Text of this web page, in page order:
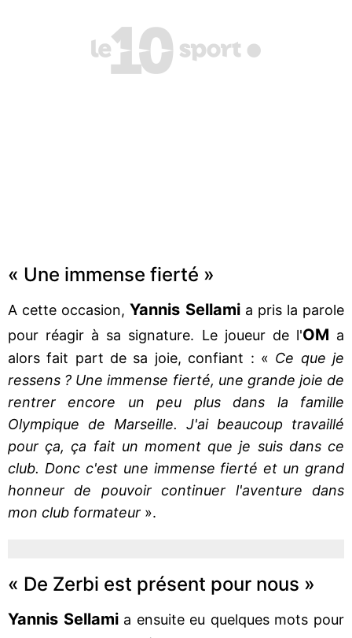
« Une immense fierté »
A cette occasion,Yannis Sellamia pris la parole
pour réagir à sa signature. Le joueur de l'OM a
alors fait part de sa joie, confiant : « Ce que je
ressens ? Une immense fierté, une grande joie de
rentrer encore un peu plus dans la famille
Olympique de Marseille. J'ai beaucoup travaillé
pour ça, ça fait un moment que je suis dans ce
club. Donc c'est une immense fierté et un grand
honneur de pouvoir continuer l'aventure dans
mon club formateur ».
« De Zerbi est présent pour nous »
Yannis Sellamia ensuite eu quelques mots pour